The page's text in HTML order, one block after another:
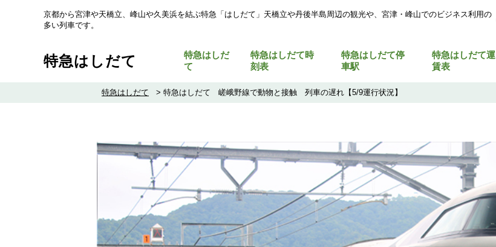
京都から宮津や天橋立、峰山や久美浜を結ぶ特急「はしだて」天橋立や丹後半島周辺の観光や、宮津・峰山でのビジネス利用の
多い列車です。
特急はしだて
特急はしだ
て
特急はしだて時
刻表
特急はしだて停
車駅
特急はしだて運
賃表
特急はしだて > 特急はしだて 嵯峨野線で動物と接触 列車の遅れ【5/9運行状況】